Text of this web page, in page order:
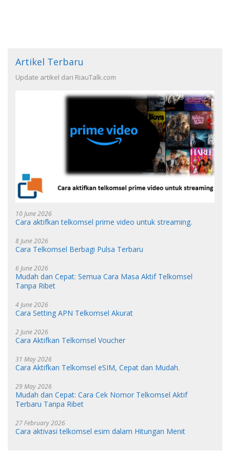
Artikel Terbaru
Update artikel dari RiauTalk.com
10 June 2026
Cara aktifkan telkomsel prime video untuk streaming.
8 June 2026
Cara Telkomsel Berbagi Pulsa Terbaru
6 June 2026
Mudah dan Cepat: Semua Cara Masa Aktif Telkomsel
Tanpa Ribet
4 June 2026
Cara Setting APN Telkomsel Akurat
2 June 2026
Cara Aktifkan Telkomsel Voucher
31 May 2026
Cara Aktifkan Telkomsel eSIM, Cepat dan Mudah.
29 May 2026
Mudah dan Cepat: Cara Cek Nomor Telkomsel Aktif
Terbaru Tanpa Ribet
27 February 2026
Cara aktivasi telkomsel esim dalam Hitungan Menit